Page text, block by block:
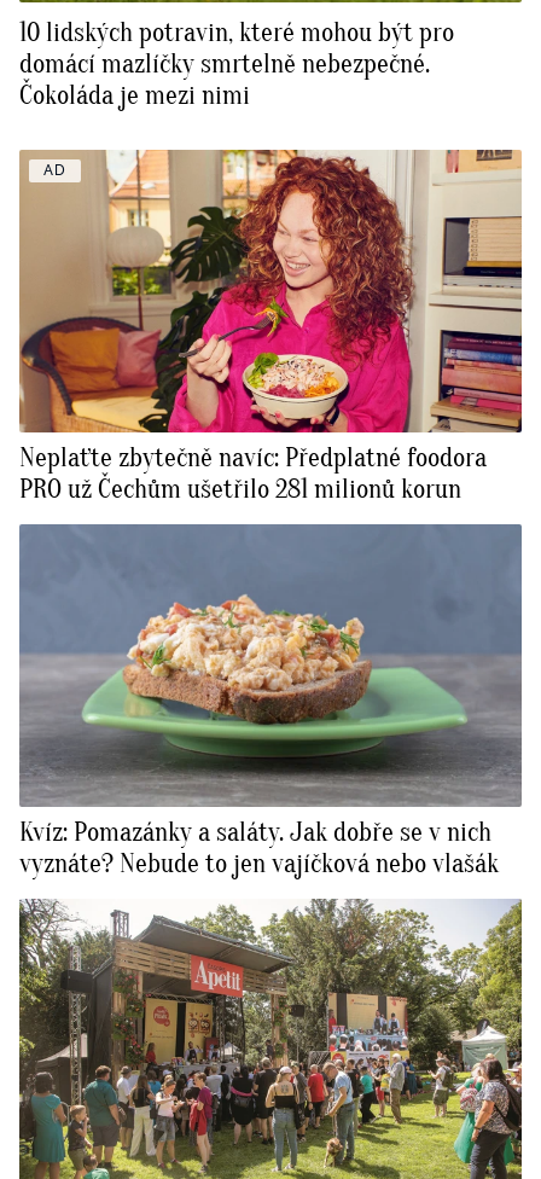
10 lidských potravin, které mohou být pro
domácí mazlíčky smrtelně nebezpečné.
Čokoláda je mezi nimi
AD
Neplaťte zbytečně navíc: Předplatné foodora
PRO už Čechům ušetřilo 281 milionů korun
Kvíz: Pomazánky a saláty. Jak dobře se v nich
vyznáte? Nebude to jen vajíčková nebo vlašák